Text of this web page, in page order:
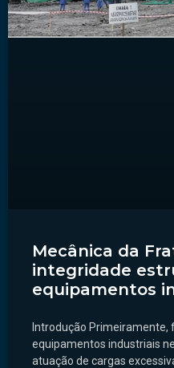
Mecânica da
integridade
equipamentos
Introdução Primeiramente,
equipamentos industriais
atuação de cargas